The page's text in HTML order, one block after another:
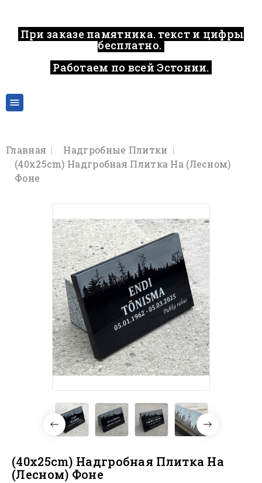
При заказе памятника, текст и цифры
бесплатно.
Работаем по всей Эстонии.

Главная
Надгробные Плитки
(40x25cm) Надгробная Плитка На (лесном)
Фоне
(40x25cm) Надгробная Плитка На
(лесном) Фоне